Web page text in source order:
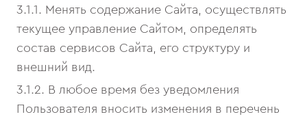
3.1.1. Менять содержание Сайта, осуществлять
текущее управление Сайтом, определять
состав сервисов Сайта, его структуру и
внешний вид.
3.1.2. В любое время без уведомления
Пользователя вносить изменения в перечень